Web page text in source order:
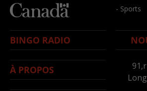
- Sports
BINGO RADIO
À PROPOS